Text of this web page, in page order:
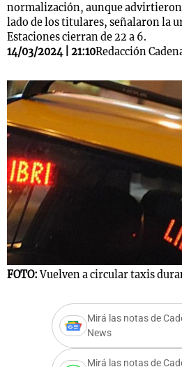
normalización, aunque
lado de los titulares, señalaron la
Estaciones cierran de 22 a 6.
14/03/2024 | 21:10Redacción
FOTO:Vuelven a circular taxis
Mirá las notas de
News
Mirá las notas de
Mundial 2026